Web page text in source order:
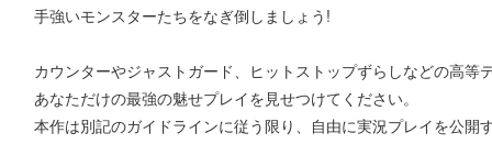
手強いモンスターたちをなぎ倒しましょう!
カウンターやジャストガード、ヒットストップずらしなどの高等
あなただけの最強の魅せプレイを見せつけてください。
本作は別記のガイドラインに従う限り、自由に実況プレイを公開